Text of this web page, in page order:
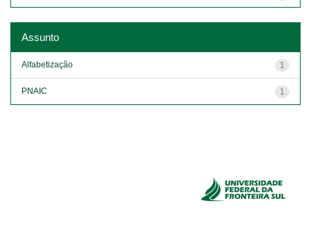
Assunto
1
Alfabetização
1
PNAIC